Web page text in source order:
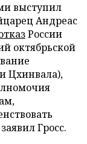
выступил
Андреас
России
октябрьской
Цхинвала),
Гросс.